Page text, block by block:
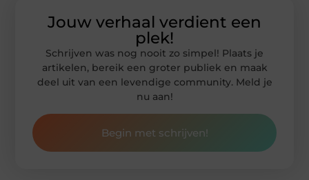
Jouw verhaal verdient een
plek!
Schrijven was nog nooit zo simpel! Plaats je
artikelen, bereik een groter publiek en maak
deel uit van een levendige community. Meld je
nu aan!
Begin met schrijven!